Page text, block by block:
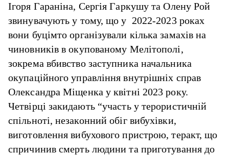
Ігоря Гараніна, Сергія Гаркушу та Олену Рой
звинувачують у тому, що у 2022-2023 роках
вони буцімто організували кілька замахів на
чиновників в окупованому Мелітополі,
зокрема вбивство заступника начальника
окупаційного управління внутрішніх справ
Олександра Міщенка у квітні 2023 року.
Четвірці закидають “участь у терористичній
спільноті, незаконний обіг вибухівки,
виготовлення вибухового пристрою, теракт, що
спричинив смерть людини та приготування до